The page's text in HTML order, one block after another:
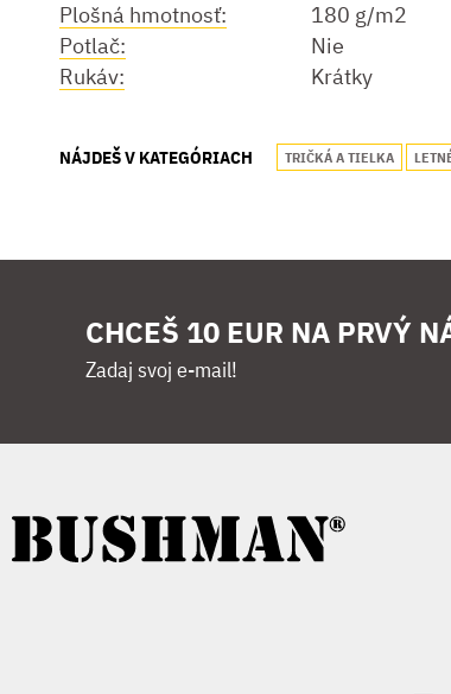
Plošná hmotnosť:
180 g/m2
Potlač:
Nie
Rukáv:
Krátky
NÁJDEŠ V KATEGÓRIACH TRIČKÁ A TIELKA
CHCEŠ 10 EUR NA PRVÝ
Zadaj svoj e-mail!